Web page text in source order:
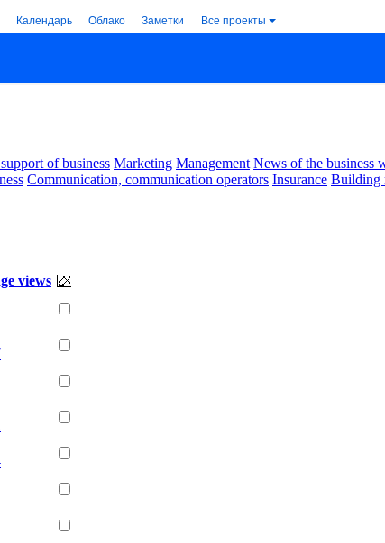
Календарь Облако Заметки Все проекты
of business Marketing Management News of the business
Communication, communication operators Insurance Building
views